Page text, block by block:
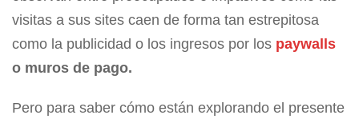
visitas a sus sites caen de forma tan estrepitosa
como la publicidad o los ingresos por los paywalls
o muros de pago.
Pero para saber cómo están explorando el presente